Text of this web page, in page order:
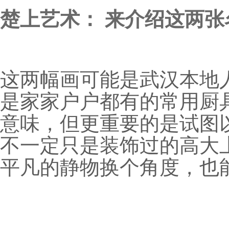
楚上艺术： 来介绍这两
这两幅画可能是武汉本地
是家家户户都有的常用
意味，但更重要的是试图
不一定只是装饰过的高大
平凡的静物换个角度，也